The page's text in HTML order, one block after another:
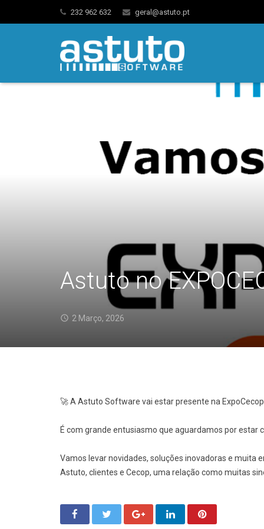
232 962 632 geral@astuto.pt
Astuto no
2 Março, 2026
🚀 A Astuto Software vai estar presente na
É com grande entusiasmo que aguardamos por estar
Vamos levar novidades, soluções inovadoras e muita
Astuto, clientes e Cecop, uma relação como muitas